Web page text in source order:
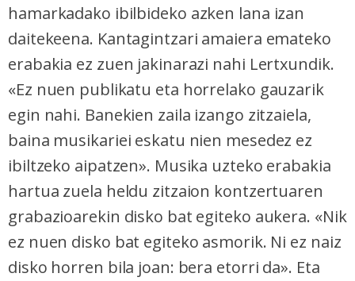
hamarkadako ibilbideko azken lana izan
daitekeena. Kantagintzari amaiera emateko
erabakia ez zuen jakinarazi nahi Lertxundik.
«Ez nuen publikatu eta horrelako gauzarik
egin nahi. Banekien zaila izango zitzaiela,
baina musikariei eskatu nien mesedez ez
ibiltzeko aipatzen». Musika uzteko erabakia
hartua zuela heldu zitzaion kontzertuaren
grabazioarekin disko bat egiteko aukera. «Nik
ez nuen disko bat egiteko asmorik. Ni ez naiz
disko horren bila joan: bera etorri da». Eta